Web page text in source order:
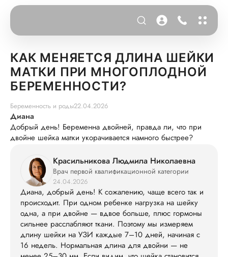
КАК МЕНЯЕТСЯ ДЛИНА ШЕЙКИ
МАТКИ ПРИ МНОГОПЛОДНОЙ
БЕРЕМЕННОСТИ?
Беременность и роды22.04.2026
Диана
Добрый день! Беременна двойней, правда ли, что при
двойне шейка матки укорачивается намного быстрее?
Красильникова Людмила Николаевна
Врач первой квалификационной категории
24.04.2026
Диана, добрый день! К сожалению, чаще всего так и
происходит. При одном ребенке нагрузка на шейку
одна, а при двойне — вдвое больше, плюс гормоны
сильнее расслабляют ткани. Поэтому мы измеряем
длину шейки на УЗИ каждые 7–10 дней, начиная с
16 недель. Нормальная длина для двойни — не